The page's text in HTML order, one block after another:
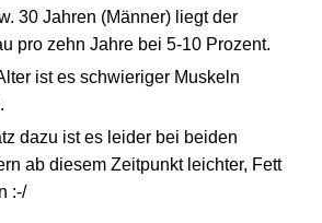
30 Jahren (Männer) liegt der
pro zehn Jahre bei 5-10 Prozent.
ist es schwieriger Muskeln
dazu ist es leider bei beiden
ab diesem Zeitpunkt leichter, Fett
:-/